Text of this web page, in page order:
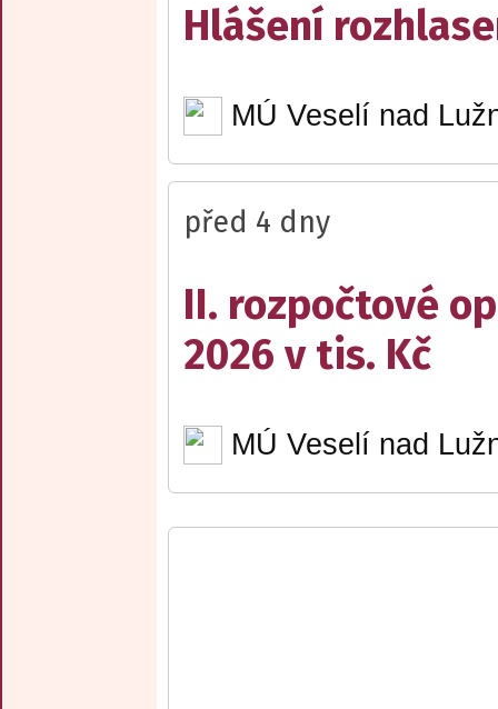
Hlášení
MÚ Veselí nad
před 4 dny
II. rozpočtové
2026 v tis. Kč
MÚ Veselí nad